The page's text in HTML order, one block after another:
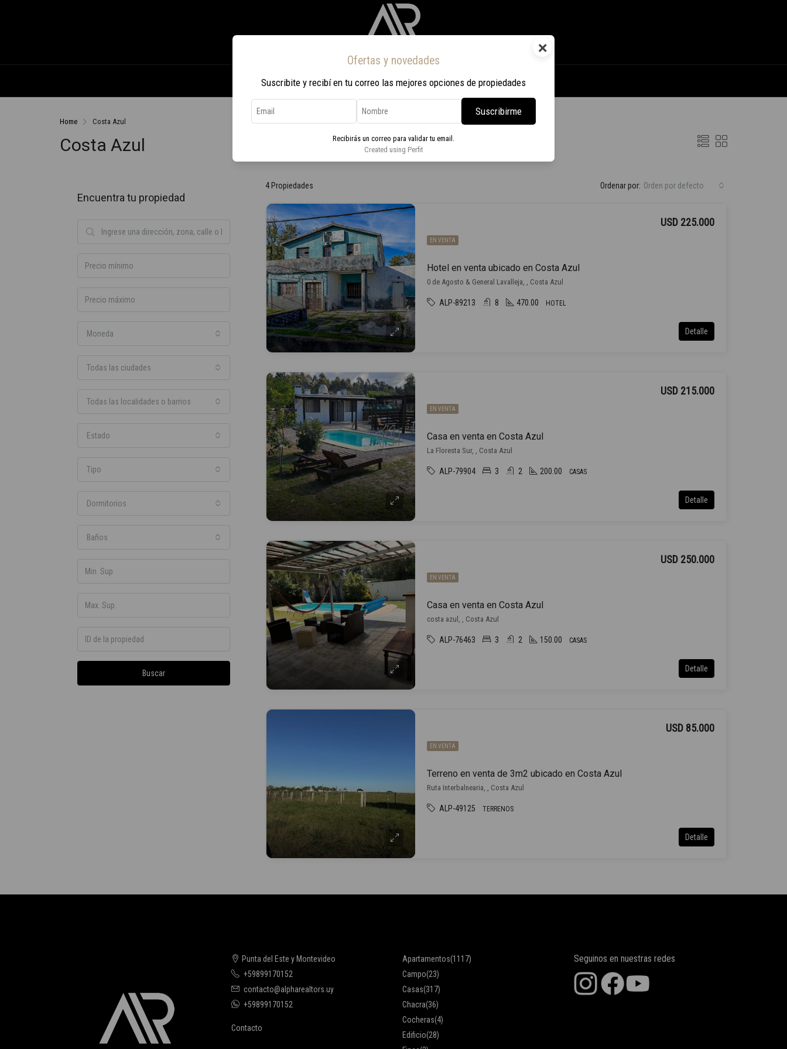
×
Ofertas y novedades
Suscribite y recibí en tu correo las mejores opciones de propiedades
Suscribirme
Recibirás un correo para validar tu email.
Created using Perfit
Inicio Propiedades Nosotros Contacto Viaje a Rio 2026
Home Costa Azul
Costa Azul
4 Propiedades Ordenar por: Orden por defecto
EN VENTA
Hotel en venta ubicado en Costa Azul
USD 225.000
0 de Agosto & General Lavalleja, , Costa Azul
ALP-89213 8 470.00 HOTEL
Detalle
EN VENTA
Casa en venta en Costa Azul
USD 215.000
La Floresta Sur, , Costa Azul
ALP-79904 3 2 200.00 CASAS
Detalle
EN VENTA
Casa en venta en Costa Azul
USD 250.000
costa azul, , Costa Azul
ALP-76463 3 2 150.00 CASAS
Detalle
EN VENTA
Terreno en venta de 3m2 ubicado en Costa Azul
USD 85.000
Ruta Interbalnearia, , Costa Azul
ALP-49125 TERRENOS
Detalle
Encuentra tu propiedad
Moneda
Todas las ciudades
Todas las localidades o barrios
Estado
Tipo
Dormitorios
Baños
Buscar
Punta del Este y Montevideo
+59899170152
contacto@alpharealtors.uy
+59899170152
Contacto
Apartamentos(1117)
Campo(23)
Casas(317)
Chacra(36)
Cocheras(4)
Edificio(28)
Seguinos en nuestras redes